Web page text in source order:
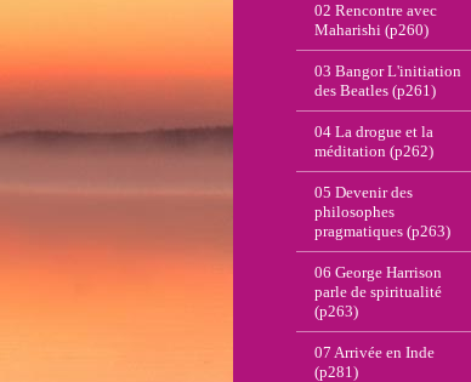
02 Rencontre avec
Maharishi (p260)
03 Bangor L'initiation
des Beatles (p261)
04 La drogue et la
méditation (p262)
05 Devenir des
philosophes
pragmatiques (p263)
06 George Harrison
parle de spiritualité
(p263)
07 Arrivée en Inde
(p281)